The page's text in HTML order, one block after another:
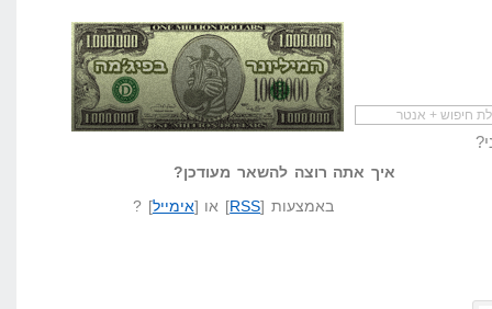
שאל שאלה המיליונר בפיג'מה שיווק שותפיםאיך אתה רוצה להשאר מעודכן?
באמצעות [RSS] או [אימייל] ?